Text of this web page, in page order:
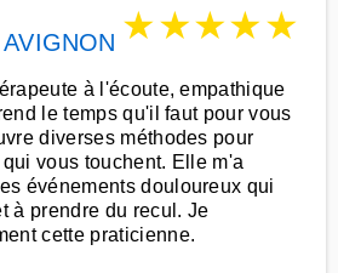
AVIGNON ★★★★★
à l'écoute, empathique
le temps qu'il faut pour vous
diverses méthodes pour
vous touchent. Elle m'a
événements douloureux qui
à prendre du recul. Je
cette praticienne.